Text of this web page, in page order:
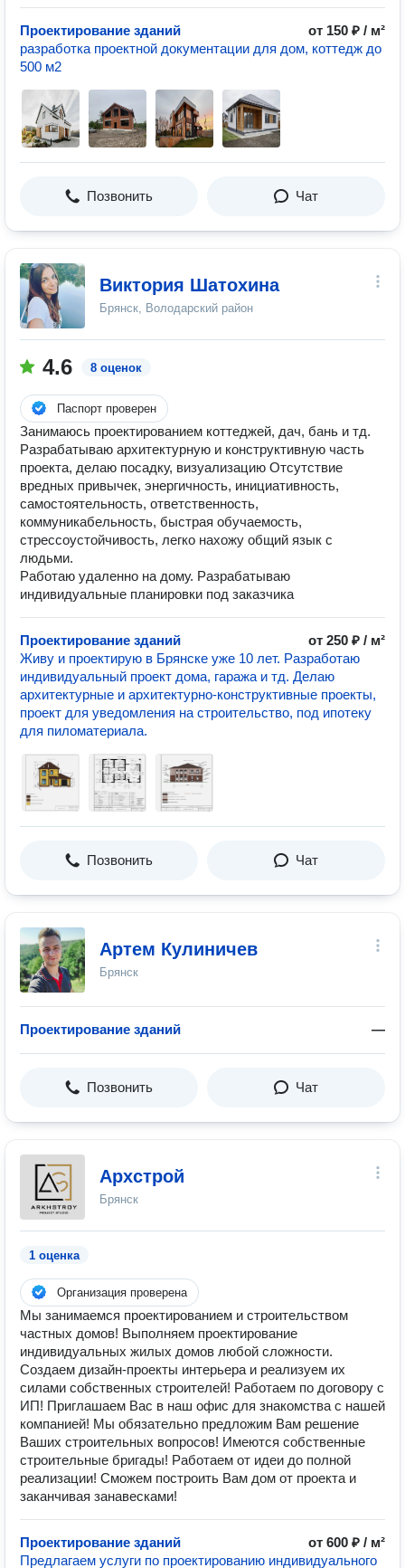
Проектирование зданий
от 150 ₽ / м²
разработка проектной документации для дом, коттедж до
500 м2
Позвонить Чат
Виктория Шатохина
Брянск, Володарский район
4.6 8 оценок
Паспорт проверен
Занимаюсь проектированием коттеджей, дач, бань и тд.
Разрабатываю архитектурную и конструктивную часть
проекта, делаю посадку, визуализацию Отсутствие
вредных привычек, энергичность, инициативность,
самостоятельность, ответственность,
коммуникабельность, быстрая обучаемость,
стрессоустойчивость, легко нахожу общий язык с
людьми.
Работаю удаленно на дому. Разрабатываю
индивидуальные планировки под заказчика
Проектирование зданий
от 250 ₽ / м²
Живу и проектирую в Брянске уже 10 лет. Разработаю
индивидуальный проект дома, гаража и тд. Делаю
архитектурные и архитектурно-конструктивные проекты,
проект для уведомления на строительство, под ипотеку
для пиломатериала.
Позвонить Чат
Артем Кулиничев
Брянск
Проектирование зданий —
Позвонить Чат
Архстрой
Брянск
1 оценка
Организация проверена
Мы занимаемся проектированием и строительством
частных домов! Выполняем проектирование
индивидуальных жилых домов любой сложности.
Создаем дизайн-проекты интерьера и реализуем их
силами собственных строителей! Работаем по договору с
ИП! Приглашаем Вас в наш офис для знакомства с нашей
компанией! Мы обязательно предложим Вам решение
Ваших строительных вопросов! Имеются собственные
строительные бригады! Работаем от идеи до полной
реализации! Сможем построить Вам дом от проекта и
заканчивая занавесками!
Проектирование зданий
от 600 ₽ / м²
Предлагаем услуги по проектированию индивидуального